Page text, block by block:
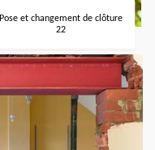
Pose et changement de clôture
22